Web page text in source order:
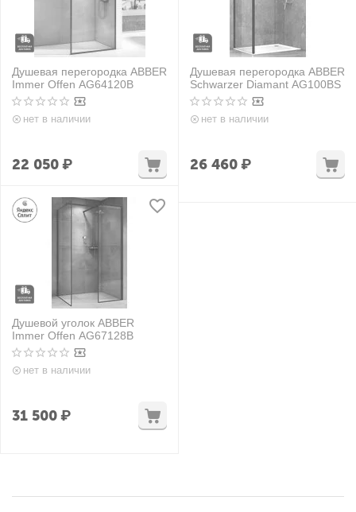
Душевая перегородка ABBER
Immer Offen AG64120B
нет в наличии
22 050₽
Душевая перегородка ABBER
Schwarzer Diamant AG100BS
нет в наличии
26 460₽
Душевой уголок ABBER
Immer Offen AG67128B
нет в наличии
31 500₽